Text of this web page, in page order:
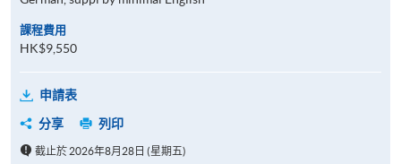
課程費用
HK$9,550
申請表
分享
列印
截止於 2026年8月28日 (星期五)